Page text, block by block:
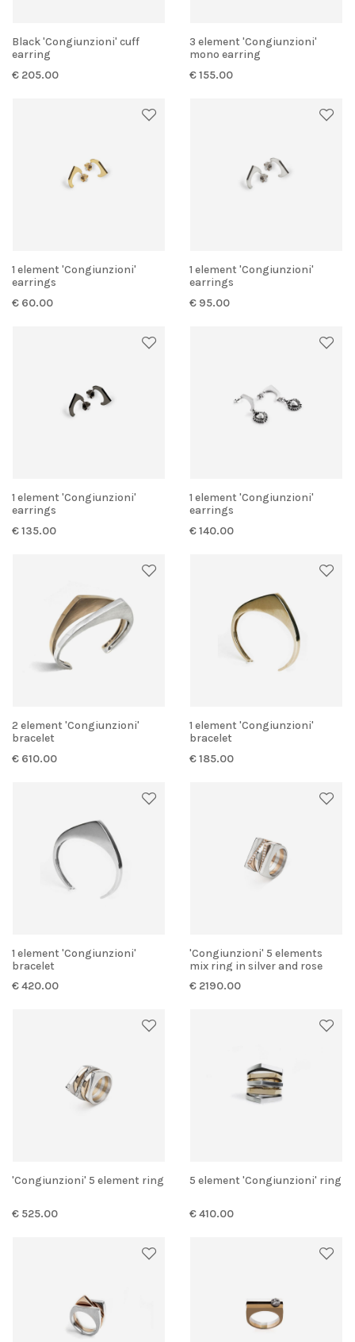
Black 'Congiunzioni' cuff
earring
€ 205.00
3 element 'Congiunzioni'
mono earring
€ 155.00
1 element 'Congiunzioni'
earrings
€ 60.00
1 element 'Congiunzioni'
earrings
€ 95.00
1 element 'Congiunzioni'
earrings
€ 135.00
1 element 'Congiunzioni'
earrings
€ 140.00
2 element 'Congiunzioni'
bracelet
€ 610.00
1 element 'Congiunzioni'
bracelet
€ 185.00
1 element 'Congiunzioni'
bracelet
€ 420.00
'Congiunzioni' 5 elements
mix ring in silver and rose
€ 2190.00
'Congiunzioni' 5 element ring
€ 525.00
5 element 'Congiunzioni' ring
€ 410.00